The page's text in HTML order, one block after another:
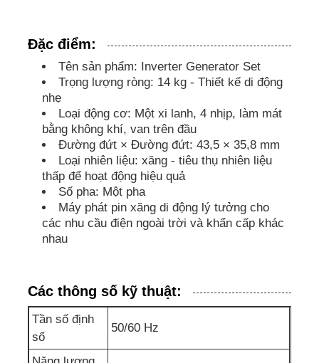
bộ máy phát điện cách âm
Máy phát điện gia dụng
Bộ tạo tán
Máy phát âm tiếng ồn thấp
Bộ máy phát điện hàn
động cơ diesel máy phát điện
Đặc điểm:
Tên sản phẩm: Inverter Generator Set
Trọng lượng ròng: 14 kg - Thiết kế di động
nhẹ
Loại động cơ: Một xi lanh, 4 nhịp, làm mát
bằng không khí, van trên đầu
Đường đứt × Đường đứt: 43,5 × 35,8 mm
Loại nhiên liệu: xăng - tiêu thụ nhiên liệu
thấp để hoạt động hiệu quả
Số pha: Một pha
Máy phát pin xăng di động lý tưởng cho
các nhu cầu điện ngoài trời và khẩn cấp khác
nhau
Các thông số kỹ thuật:
Tần số định
số
50/60 Hz